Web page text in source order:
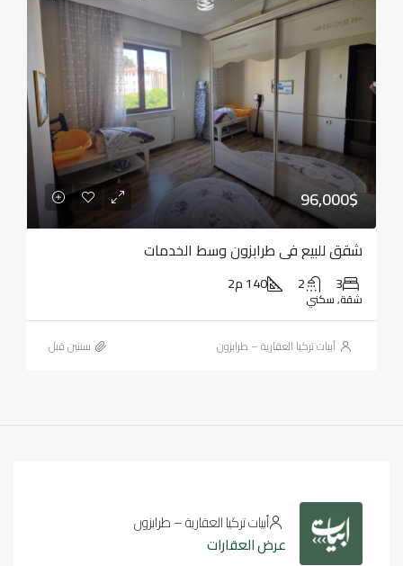
96,000$
شقق للبيع في طرابزون وسط الخدمات
3
2 140 م2
شقة, سكني
أبيات تركيا العقارية – طرابزون ‏سنتين قبل
أبيات تركيا العقارية – طرابزون
عرض العقارات